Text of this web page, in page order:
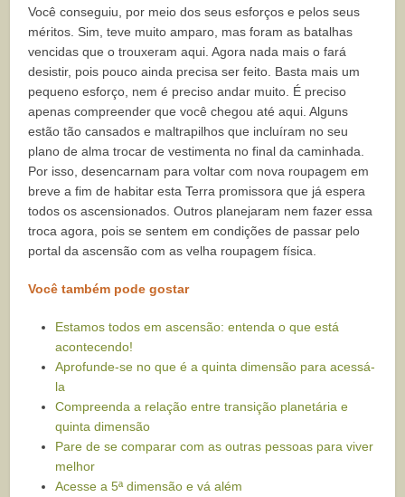
Você conseguiu, por meio dos seus esforços e pelos seus
méritos. Sim, teve muito amparo, mas foram as batalhas
vencidas que o trouxeram aqui. Agora nada mais o fará
desistir, pois pouco ainda precisa ser feito. Basta mais um
pequeno esforço, nem é preciso andar muito. É preciso
apenas compreender que você chegou até aqui. Alguns
estão tão cansados e maltrapilhos que incluíram no seu
plano de alma trocar de vestimenta no final da caminhada.
Por isso, desencarnam para voltar com nova roupagem em
breve a fim de habitar esta Terra promissora que já espera
todos os ascensionados. Outros planejaram nem fazer essa
troca agora, pois se sentem em condições de passar pelo
portal da ascensão com as velha roupagem física.
Você também pode gostar
Estamos todos em ascensão: entenda o que está
acontecendo!
Aprofunde-se no que é a quinta dimensão para acessá-
la
Compreenda a relação entre transição planetária e
quinta dimensão
Pare de se comparar com as outras pessoas para viver
melhor
Acesse a 5ª dimensão e vá além